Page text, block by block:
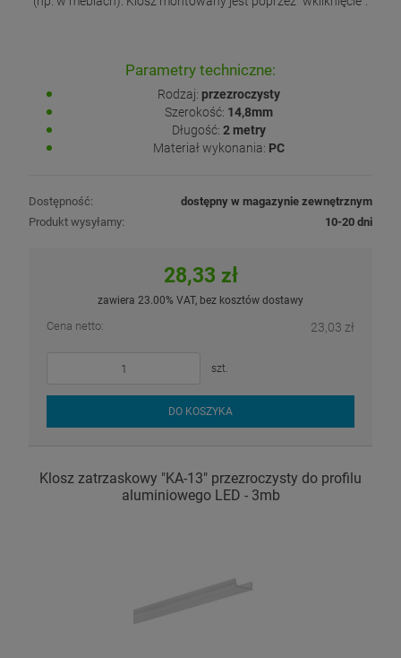
Parametry techniczne:
Rodzaj: przezroczysty
Szerokość: 14,8mm
Długość: 2 metry
Materiał wykonania: PC
Dostępność:
dostępny w magazynie zewnętrznym
Produkt wysyłamy:
10-20 dni
28,33 zł
zawiera 23.00% VAT, bez kosztów dostawy
Cena netto: 23,03 zł
szt.
DO KOSZYKA
Klosz zatrzaskowy "KA-13" przezroczysty do profilu
aluminiowego LED - 3mb